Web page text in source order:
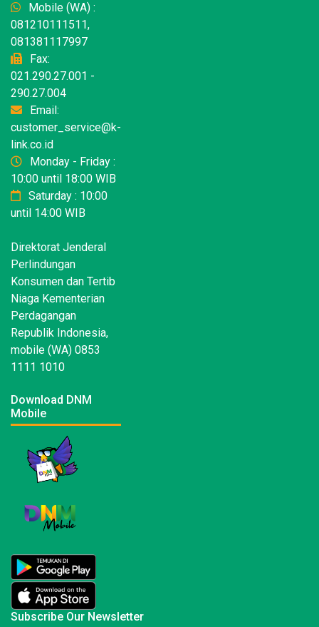
Mobile (WA) :
081210111511,
081381117997
Fax:
021.290.27.001 -
290.27.004
Email:
customer_service@k-
link.co.id
Monday - Friday :
10:00 until 18:00 WIB
Saturday : 10:00
until 14:00 WIB
Direktorat Jenderal
Perlindungan
Konsumen dan Tertib
Niaga Kementerian
Perdagangan
Republik Indonesia,
mobile (WA) 0853
1111 1010
Download DNM
Mobile
Subscribe Our Newsletter